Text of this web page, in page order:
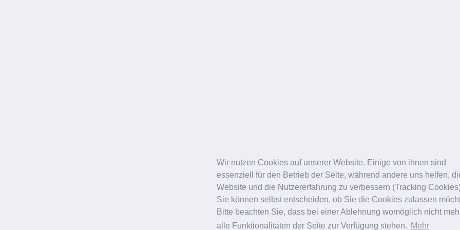
Wir nutzen Cookies auf unserer Website. Einige von ihnen sind
essenziell für den Betrieb der Seite, während andere uns helfen,
Website und die Nutzererfahrung zu verbessern (Tracking
Sie können selbst entscheiden, ob Sie die Cookies zulassen
Bitte beachten Sie, dass bei einer Ablehnung womöglich nicht
alle Funktionalitäten der Seite zur Verfügung stehen. Mehr
© Vitalitas 2026
Karlsruhe Landau